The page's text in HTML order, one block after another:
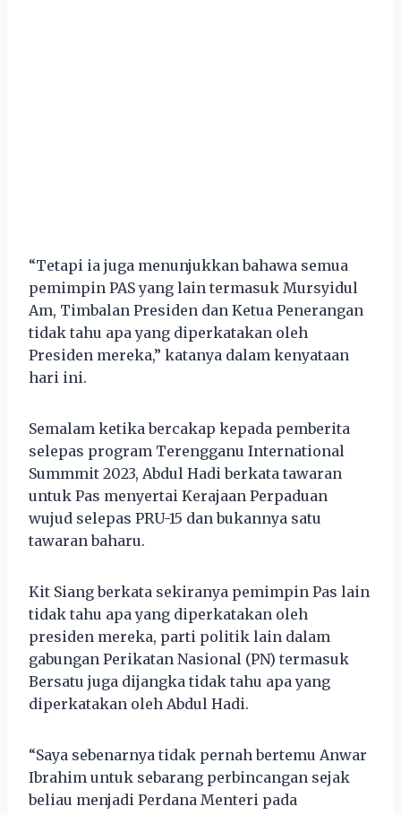
“Tetapi ia juga menunjukkan bahawa semua
pemimpin PAS yang lain termasuk Mursyidul
Am, Timbalan Presiden dan Ketua Penerangan
tidak tahu apa yang diperkatakan oleh
Presiden mereka,” katanya dalam kenyataan
hari ini.
Semalam ketika bercakap kepada pemberita
selepas program Terengganu International
Summmit 2023, Abdul Hadi berkata tawaran
untuk Pas menyertai Kerajaan Perpaduan
wujud selepas PRU-15 dan bukannya satu
tawaran baharu.
Kit Siang berkata sekiranya pemimpin Pas lain
tidak tahu apa yang diperkatakan oleh
presiden mereka, parti politik lain dalam
gabungan Perikatan Nasional (PN) termasuk
Bersatu juga dijangka tidak tahu apa yang
diperkatakan oleh Abdul Hadi.
“Saya sebenarnya tidak pernah bertemu Anwar
Ibrahim untuk sebarang perbincangan sejak
beliau menjadi Perdana Menteri pada